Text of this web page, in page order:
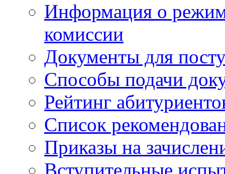
Информация о
комиссии
Документы для
Способы подачи
Рейтинг
Список
Приказы на